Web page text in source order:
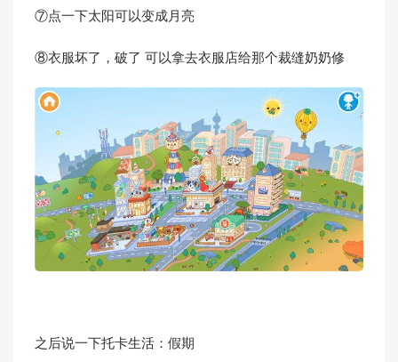
⑦点一下太阳可以变成月亮
⑧衣服坏了，破了 可以拿去衣服店给那个裁缝奶奶修
之后说一下托卡生活：假期